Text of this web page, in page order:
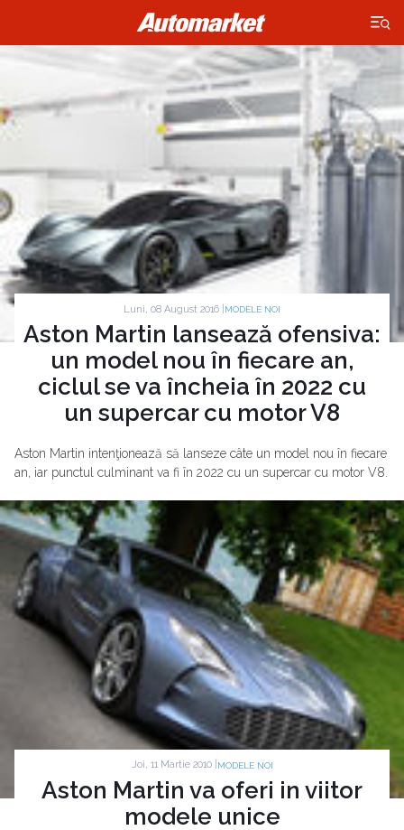
×
Luni, 08 August 2016 | MODELE NOI
Aston Martin lansează ofensiva:
un model nou în fiecare an,
ciclul se va încheia în 2022 cu
un supercar cu motor V8
Aston Martin intenţionează să lanseze câte un model nou în fiecare
an, iar punctul culminant va fi în 2022 cu un supercar cu motor V8.
Joi, 11 Martie 2010 | MODELE NOI
Aston Martin va oferi in viitor
modele unice